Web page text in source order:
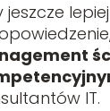
jeszcze
IT.